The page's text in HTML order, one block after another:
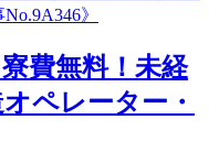
費無料！未経
ペレーター・